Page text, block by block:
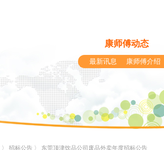
康师傅动态
最新讯息 康师傅介绍
〉 招标公告 〉 东莞顶津饮品公司废品外卖年度招标公告